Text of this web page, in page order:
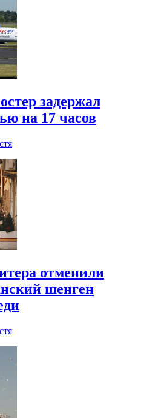
задержал
на 17 часов
отменили
шенген